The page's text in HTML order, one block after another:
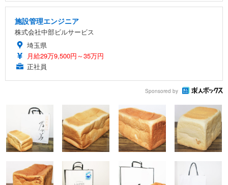
施設管理エンジニア
株式会社中部ビルサービス
埼玉県
月給29万9,500円～35万円
正社員
Sponsored by